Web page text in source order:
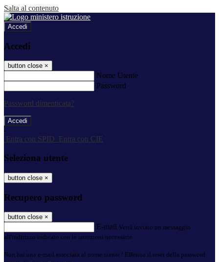
Salta al contenuto
Accedi
Accedi
button close ×
Nome Utente
Password
Password dimenticata?
-
Entra con SPID
Entra con CIE
Seleziona utente
button close ×
Recupero password
button close ×
E-mail Verrà inviato un messaggio
all'indirizzo indicato con le istruzioni necessarie.
Non hai una e-mail associata al nome utente? Effettua il reset della password